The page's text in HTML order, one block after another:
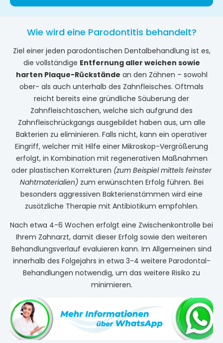
Wie wird eine Parodontitis behandelt?
Ziel einer jeden parodontischen Dentalbehandlung ist es,
die vollständige Entfernung aller weichen sowie
harten Plaque-Rückstände an den Zähnen – sowohl
ober- als auch unterhalb des Zahnfleisches. Oftmals
reicht bereits eine gründliche Säuberung der
Zahnfleischtaschen, welche sich aufgrund des
Zahnfleischrückgangs ausgebildet haben aus, um alle
Bakterien zu eliminieren. Falls nicht, kann ein operativer
Eingriff, welcher mit Hilfe einer Mikroskop-Vergrößerung
erfolgt, in Kombination mit regenerativen Maßnahmen
oder plastischen Korrekturen (zum Beispiel mittels feinster
Nahtmaterialien)zum erwünschten Erfolg führen. Bei
besonders aggressiven Bakterienstämmen wird eine
zusätzliche Therapie mit Antibiotikum empfohlen.
Nach etwa 4-6 Wochen erfolgt eine Zwischenkontrolle bei
Ihrem Zahnarzt, damit dieser Erfolg sowie den weiteren
Behandlungsverlauf evaluieren kann. Im Allgemeinen sind
innerhalb des Folgejahrs in etwa 3-4 weitere Parodontal-
Behandlungen notwendig, um das weitere Risiko zu
minimieren.